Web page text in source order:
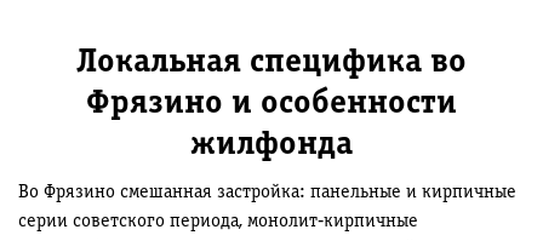
Локальная специфика во
Фрязино и особенности
жилфонда
Во Фрязино смешанная застройка: панельные и кирпичные
серии советского периода, монолит‑кирпичные